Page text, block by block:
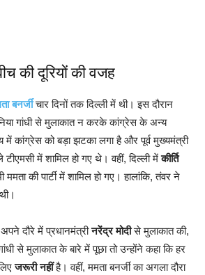
की दूरियों की वजह
बनर्जीचार दिनों तक दिल्ली में थी। इस दौरान
गांधी से मुलाकात न करके कांग्रेस के अन्य
कांग्रेस को बड़ा झटका लगा है और पूर्व मुख्यमंत्री
में शामिल हो गए थे। वहीं, दिल्ली मेंकीर्ति
ममता की पार्टी में शामिल हो गए। हालांकि, तंवर ने
अपने दौरे में प्रधानमंत्रीनरेंद्र मोदीसे मुलाकात की,
से मुलाकात के बारे में पूछा तो उन्होंने कहा कि हर
जरूरी नहींहै। वहीं, ममता बनर्जी का अगला दौरा